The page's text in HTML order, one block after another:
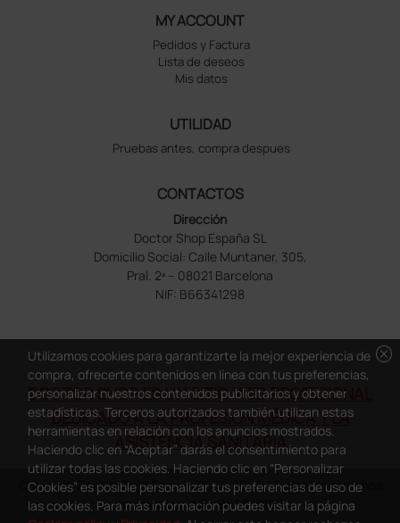
MY ACCOUNT
Pedidos y Factura
Lista de deseos
Mis datos
UTILIDAD
Pruebas antes, compra despues
CONTACTOS
Dirección
Doctor Shop España SL
Domicilio Social: Calle Muntaner, 305,
Pral. 2ª – 08021 Barcelona
NIF: B66341298
DOCTOR SHOP ES UN SITIO WEB PROFESIONAL
DEDICADO A LA PROFESIÓN MÉDICA Y LA
ASISTENCIA SANITARIA
Copyright Doctor Shop España 2005-2026 - Todos los derechos
reservados - NIF.: B66341298
cancel
Utilizamos cookies para garantizarte la mejor experiencia de
compra, ofrecerte contenidos en línea con tus preferencias,
personalizar nuestros contenidos publicitarios y obtener
estadísticas. Terceros autorizados también utilizan estas
herramientas en relación con los anuncios mostrados.
Haciendo clic en “Aceptar” darás el consentimiento para
utilizar todas las cookies. Haciendo clic en “Personalizar
Cookies” es posible personalizar tus preferencias de uso de
las cookies. Para más información puedes visitar la página